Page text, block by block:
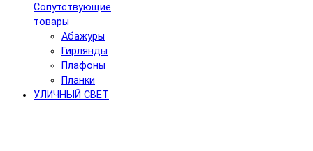
Сопутствующие
товары
Абажуры
Гирлянды
Плафоны
Планки
УЛИЧНЫЙ СВЕТ